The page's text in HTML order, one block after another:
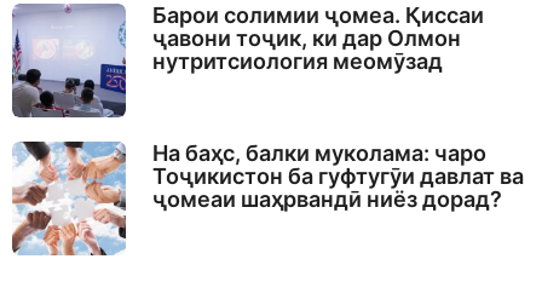
Барои солимии ҷомеа. Қиссаи
ҷавони тоҷик, ки дар Олмон
нутритсиология меомӯзад
На баҳс, балки муколама: чаро
Тоҷикистон ба гуфтугӯи давлат ва
ҷомеаи шаҳрвандӣ ниёз дорад?